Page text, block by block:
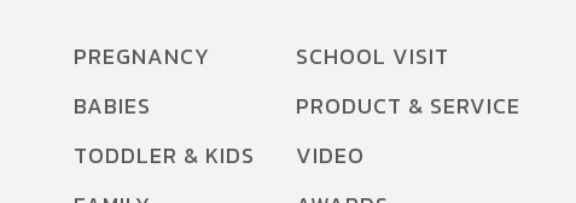
PREGNANCY
BABIES
TODDLER & KIDS
SCHOOL VISIT
PRODUCT & SERVICE
VIDEO